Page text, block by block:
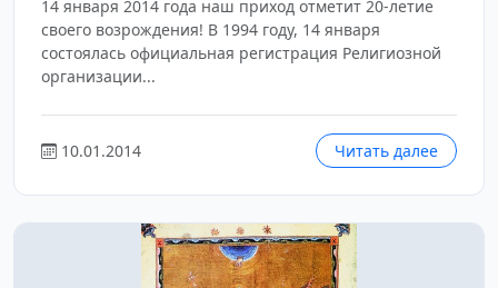
14 января 2014 года наш приход отметит 20-летие
своего возрождения! В 1994 году, 14 января
состоялась официальная регистрация Религиозной
организации...
10.01.2014 Читать далее